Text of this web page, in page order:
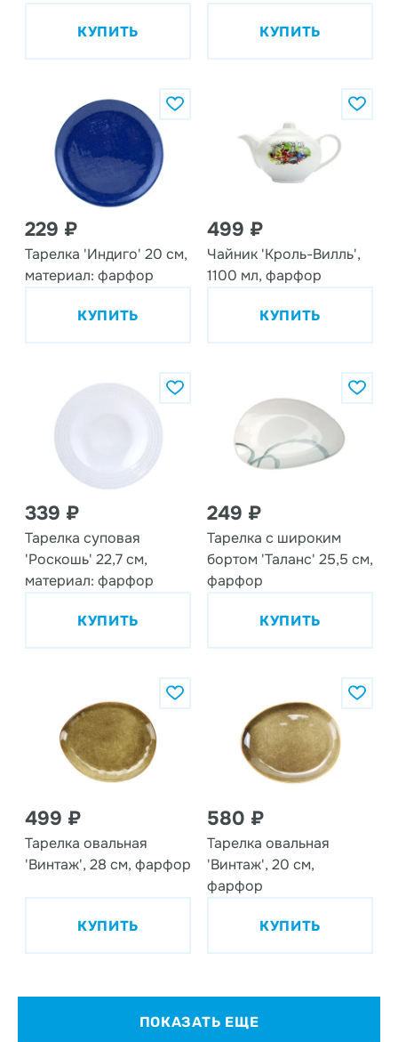
КУПИТЬ КУПИТЬ
229 ₽
Тарелка 'Индиго' 20 см,
материал: фарфор
КУПИТЬ
499 ₽
Чайник 'Кроль-Вилль',
1100 мл, фарфор
КУПИТЬ
339 ₽
Тарелка суповая
'Роскошь' 22,7 см,
материал: фарфор
КУПИТЬ
249 ₽
Тарелка с широким
бортом 'Таланс' 25,5 см,
фарфор
КУПИТЬ
499 ₽
Тарелка овальная
'Винтаж', 28 см, фарфор
КУПИТЬ
580 ₽
Тарелка овальная
'Винтаж', 20 см,
фарфор
КУПИТЬ
ПОКАЗАТЬ ЕЩЕ